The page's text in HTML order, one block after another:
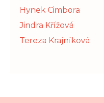
Hynek Cimbora
Jindra Křížová
Tereza Krajníková